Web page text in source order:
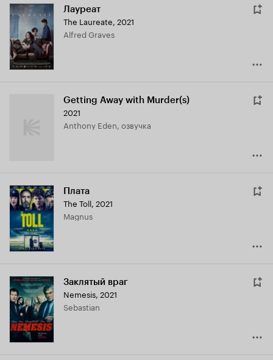
Лауреат
The Laureate, 2021
Alfred Graves
Getting Away with Murder(s)
2021
Anthony Eden, озвучка
Плата
The Toll, 2021
Magnus
Заклятый враг
Nemesis, 2021
Sebastian